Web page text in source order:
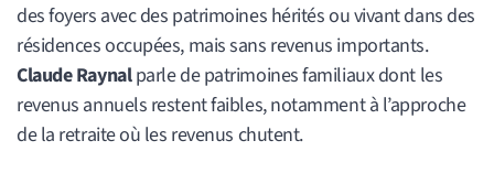
des foyers avec des patrimoines hérités ou vivant dans des
résidences occupées, mais sans revenus importants.
Claude Raynalparle de patrimoines familiaux dont les
revenus annuels restent faibles, notamment à l’approche
de la retraite où les revenus chutent.